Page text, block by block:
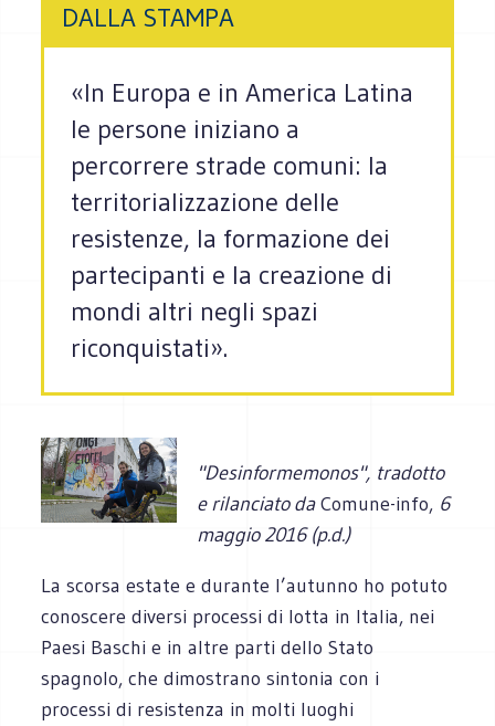
DALLA STAMPA
«In Europa e in America Latina
le persone iniziano a
percorrere strade comuni: la
territorializzazione delle
resistenze, la formazione dei
partecipanti e la creazione di
mondi altri negli spazi
riconquistati».
"Desinformemonos", tradotto
e rilanciato daComune-info, 6
maggio 2016 (p.d.)
La scorsa estate e durante l’autunno ho potuto
conoscere diversi processi di lotta in Italia, nei
Paesi Baschi e in altre parti dello Stato
spagnolo, che dimostrano sintonia con i
processi di resistenza in molti luoghi